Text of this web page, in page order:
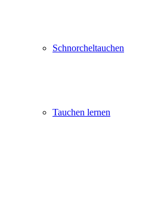
Schnorcheltauchen
Tauchen lernen